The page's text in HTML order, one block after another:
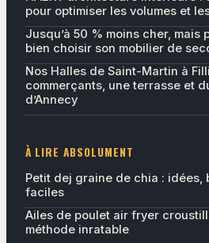
pour optimiser les volumes et
Jusqu’à 50 % moins cher, mais
bien choisir son mobilier de
Nos Halles de Saint-Martin à
commerçants, une terrasse et
d’Annecy
À LIRE ABSOLUMENT
Petit dej graine de chia :
faciles
Ailes de poulet air fryer
méthode inratable